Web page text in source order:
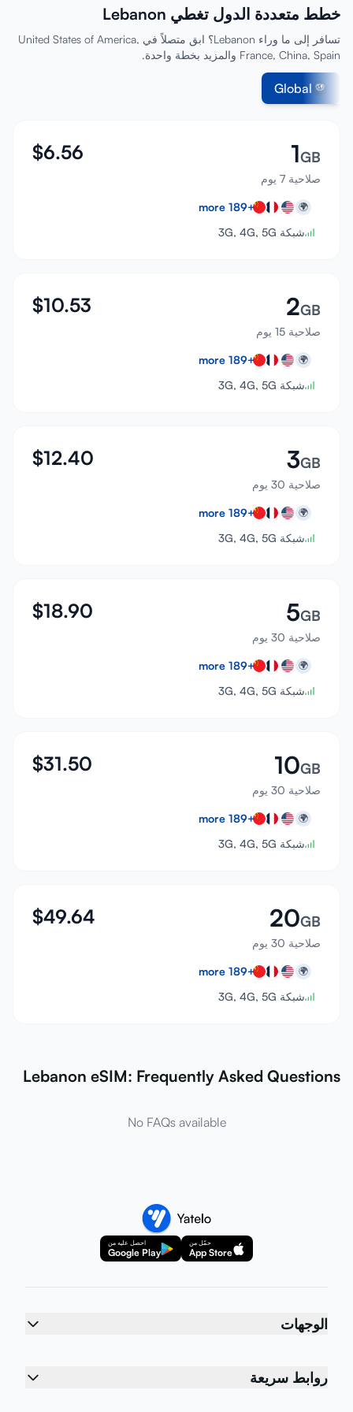
إنشاء حساب
خطط متعددة الدول تغطي Lebanon
تسافر إلى ما وراء Lebanon؟ ابق متصلاً في United States of America,
France, China, Spain والمزيد بخطة واحدة.
Global
1GB
صلاحية 7 يوم
$6.56
🌍
+
189
شبكة 3G, 4G, 5G
2GB
صلاحية 15 يوم
$10.53
🌍
+
189
شبكة 3G, 4G, 5G
3GB
صلاحية 30 يوم
$12.40
🌍
+
189
شبكة 3G, 4G, 5G
5GB
صلاحية 30 يوم
$18.90
🌍
+
189
شبكة 3G, 4G, 5G
10GB
صلاحية 30 يوم
$31.50
🌍
+
189
شبكة 3G, 4G, 5G
20GB
صلاحية 30 يوم
$49.64
🌍
+
189
شبكة 3G, 4G, 5G
Lebanon eSIM: Frequently Asked Questions
No FAQs available
حمّل من
App Store
احصل عليه من
Google Play
الوجهات
روابط سريعة